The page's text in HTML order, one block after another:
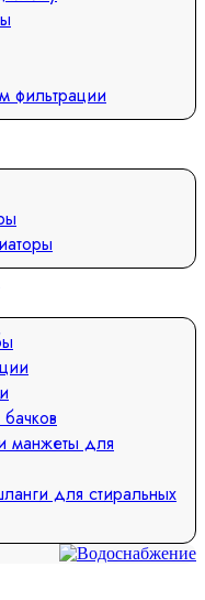
фильтрации
манжеты для
для стиральных